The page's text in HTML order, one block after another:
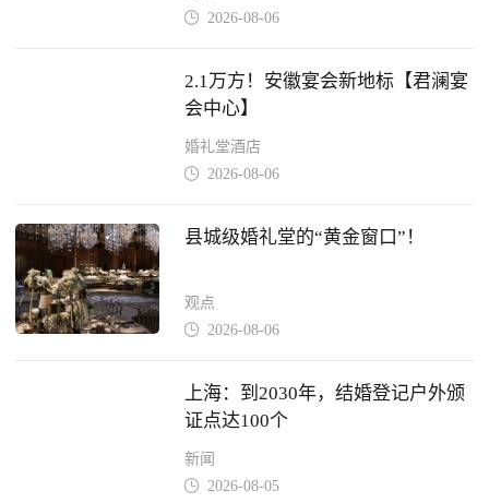
 2026-08-06
2.1万方！安徽宴会新地标【君澜宴
会中心】
婚礼堂酒店
 2026-08-06
县城级婚礼堂的“黄金窗口”！
观点
 2026-08-06
上海：到2030年，结婚登记户外颁
证点达100个
新闻
 2026-08-05